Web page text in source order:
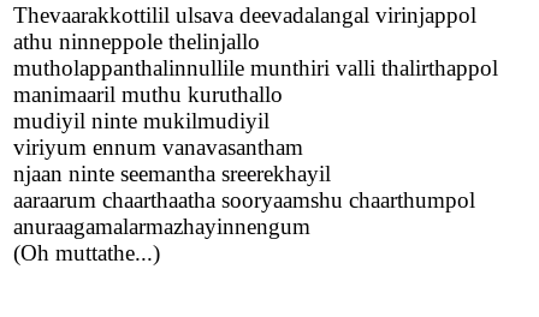
Thevaarakkottilil ulsava deevadalangal virinjappol
athu ninneppole thelinjallo
mutholappanthalinnullile munthiri valli thalirthappol
manimaaril muthu kuruthallo
mudiyil ninte mukilmudiyil
viriyum ennum vanavasantham
njaan ninte seemantha sreerekhayil
aaraarum chaarthaatha sooryaamshu chaarthumpol
anuraagamalarmazhayinnengum
(Oh muttathe...)